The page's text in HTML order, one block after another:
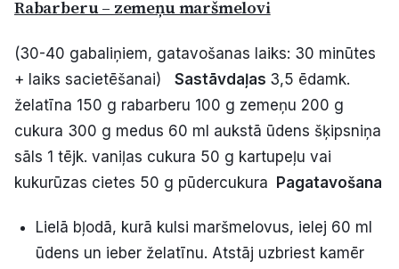
Rabarberu – zemeņu maršmelovi
(30-40 gabaliņiem, gatavošanas laiks: 30 minūtes
+ laiks sacietēšanai) Sastāvdaļas 3,5 ēdamk.
želatīna 150 g rabarberu 100 g zemeņu 200 g
cukura 300 g medus 60 ml aukstā ūdens šķipsniņa
sāls 1 tējk. vaniļas cukura 50 g kartupeļu vai
kukurūzas cietes 50 g pūdercukura
Pagatavošana
Lielā bļodā, kurā kulsi maršmelovus, ielej 60 ml
ūdens un ieber želatīnu. Atstāj uzbriest kamēr